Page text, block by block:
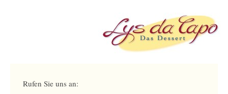
Rufen Sie uns an: